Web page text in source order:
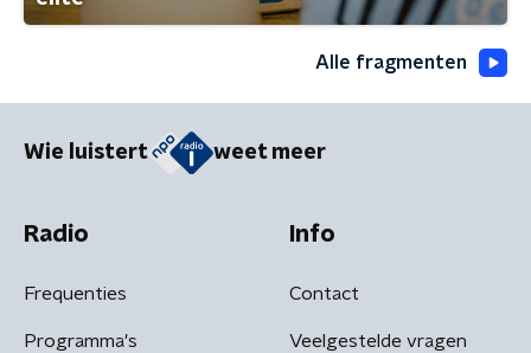
Alle fragmenten
Wie luistert weet meer
Radio
Frequenties
Programma's
Info
Contact
Veelgestelde vragen